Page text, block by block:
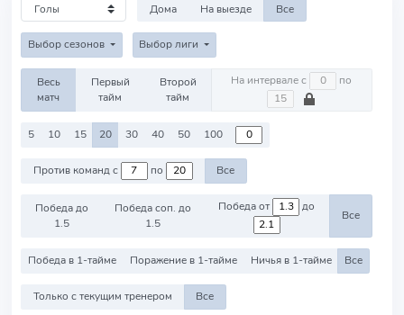
Дома На выезде Все
Выбор сезонов Выбор лиги
Весь
матч
Первый
тайм
Второй
тайм
На интервале с по
5 10 15 20 30 40 50 100
Против команд с по Все
Победа до
1.5
Победа соп. до
1.5
Победа от до
Все
Победа в 1-тайме Поражение в 1-тайме Ничья в 1-тайме Все
Только с текущим тренером Все